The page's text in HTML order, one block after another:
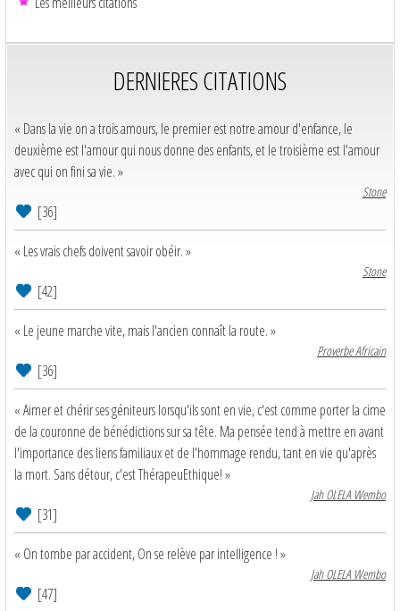
DERNIERES CITATIONS
« Dans la vie on a trois amours, le premier est notre amour d'enfance, le
deuxième est l'amour qui nous donne des enfants, et le troisième est l'amour
avec qui on fini sa vie. »
Stone
[36]
« Les vrais chefs doivent savoir obéir. »
Stone
[42]
« Le jeune marche vite, mais l'ancien connaît la route. »
Proverbe Africain
[36]
« Aimer et chérir ses géniteurs lorsqu'ils sont en vie, c'est comme porter la cime
de la couronne de bénédictions sur sa tête. Ma pensée tend à mettre en avant
l'importance des liens familiaux et de l'hommage rendu, tant en vie qu'après
la mort. Sans détour, c'est ThérapeuEthique! »
Jah OLELA Wembo
[31]
« On tombe par accident, On se relève par intelligence ! »
Jah OLELA Wembo
[47]